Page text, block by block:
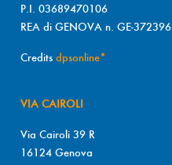
P.I. 03689470106
REA di GENOVA n. GE-372396
Credits dpsonline*
VIA CAIROLI
Via Cairoli 39 R
16124 Genova